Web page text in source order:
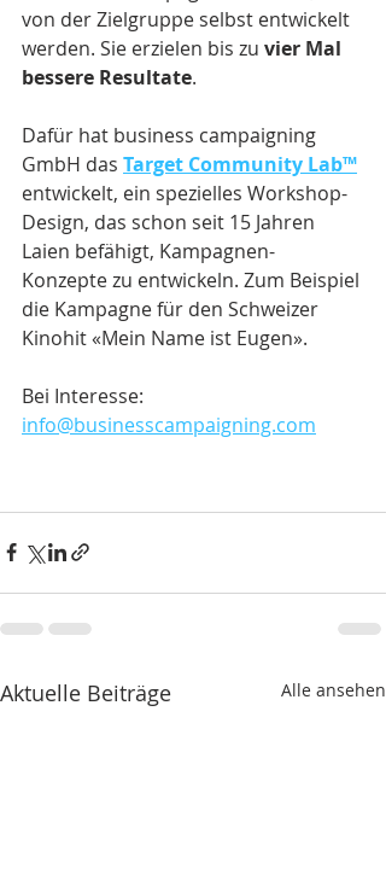
von der Zielgruppe selbst entwickelt
werden. Sie erzielen bis zu vier Mal
bessere Resultate.
Dafür hat business campaigning
GmbH das Target Community Lab™
entwickelt, ein spezielles Workshop-
Design, das schon seit 15 Jahren
Laien befähigt, Kampagnen-
Konzepte zu entwickeln. Zum Beispiel
die Kampagne für den Schweizer
Kinohit «Mein Name ist Eugen».
Bei Interesse:
info@businesscampaigning.com
Aktuelle Beiträge Alle ansehen